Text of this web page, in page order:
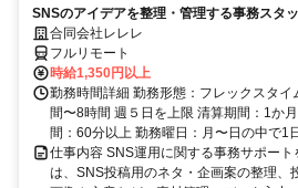
SNSのアイデアを整理・管理する事務スタ
合同会社レレレ
フルリモート
時給1,350円以上
勤務時間詳細 勤務形態：フレックスタ
間〜8時間 週５日を上限 清算期間：1か
間：60分以上 勤務曜日：月〜日の中で1
仕事内容 SNS運用に関する事務サポー
は、SNS投稿用のネタ・企画案の整理、